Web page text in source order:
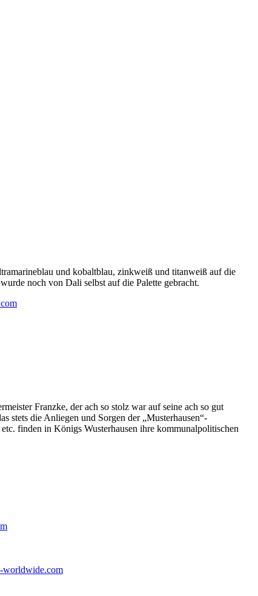
und kobaltblau, zinkweiß und titanweiß auf die
noch von Dali selbst auf die Palette gebracht.
Franzke, der ach so stolz war auf seine ach so gut
stets die Anliegen und Sorgen der „Musterhausen“-
finden in Königs Wusterhausen ihre kommunalpolitischen
worldwide.com